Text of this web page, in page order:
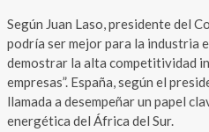
Según Juan Laso, presidente del
podría ser mejor para la industria
demostrar la alta competitividad
empresas”. España, según el
llamada a desempeñar un papel
energética del África del Sur.